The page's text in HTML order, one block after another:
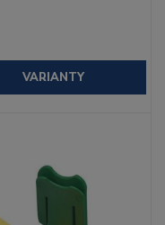
VARIANTY